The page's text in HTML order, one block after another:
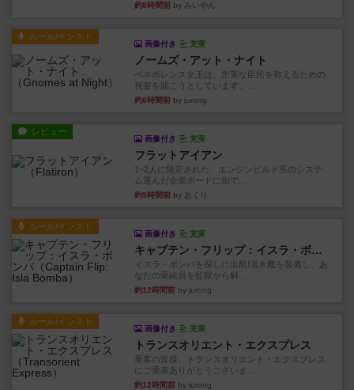
約8時間前 by みいやん
ルール/インスト
画像付き 充実
ノームズ・アット・ナイト
ベネボレンス女王は、忠実な臣民を称えるための
祝宴を開こうとしています。...
約8時間前 by jurong
レビュー
画像付き 充実
フラットアイアン
1~2人に限定された、エンジンビルド系のシステ
ム選んだ企業ボードに街で...
約9時間前 by あくり
ルール/インスト
画像付き 充実
キャプテン・フリップ：イスラ・ボンバ
イスラ・ボンバを探しに出航!潜水艦を装備し、あ
なたの乗組員を監獄から解...
約12時間前 by jurong
ルール/インスト
画像付き 充実
トランスオリエント・エクスプレス
乗客の皆様、トランスオリエント・エクスプレス
にご乗車ありがとうございま...
約12時間前 by jurong